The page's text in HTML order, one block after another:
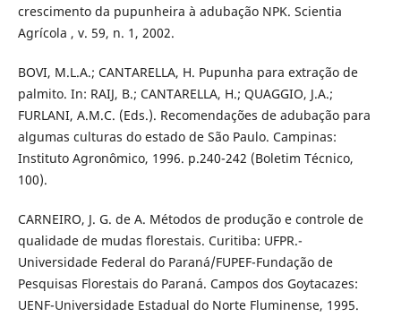
crescimento da pupunheira à adubação NPK. Scientia
Agrícola , v. 59, n. 1, 2002.
BOVI, M.L.A.; CANTARELLA, H. Pupunha para extração de
palmito. In: RAIJ, B.; CANTARELLA, H.; QUAGGIO, J.A.;
FURLANI, A.M.C. (Eds.). Recomendações de adubação para
algumas culturas do estado de São Paulo. Campinas:
Instituto Agronômico, 1996. p.240-242 (Boletim Técnico,
100).
CARNEIRO, J. G. de A. Métodos de produção e controle de
qualidade de mudas florestais. Curitiba: UFPR.-
Universidade Federal do Paraná/FUPEF-Fundação de
Pesquisas Florestais do Paraná. Campos dos Goytacazes:
UENF-Universidade Estadual do Norte Fluminense, 1995.